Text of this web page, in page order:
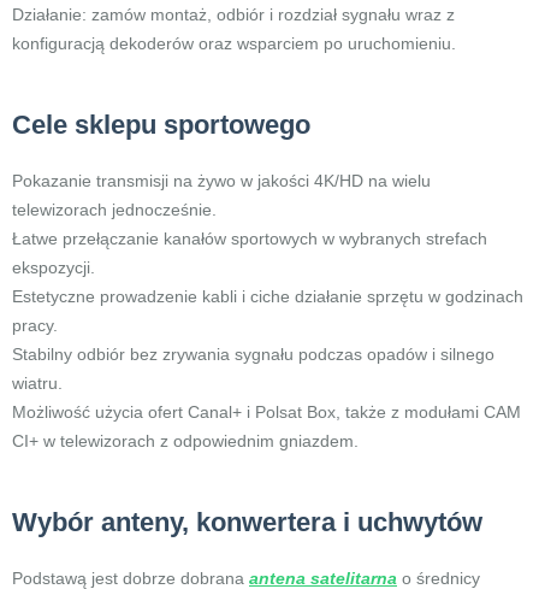
Działanie: zamów montaż, odbiór i rozdział sygnału wraz z
konfiguracją dekoderów oraz wsparciem po uruchomieniu.
Cele sklepu sportowego
Pokazanie transmisji na żywo w jakości 4K/HD na wielu
telewizorach jednocześnie.
Łatwe przełączanie kanałów sportowych w wybranych strefach
ekspozycji.
Estetyczne prowadzenie kabli i ciche działanie sprzętu w godzinach
pracy.
Stabilny odbiór bez zrywania sygnału podczas opadów i silnego
wiatru.
Możliwość użycia ofert Canal+ i Polsat Box, także z modułami CAM
CI+ w telewizorach z odpowiednim gniazdem.
Wybór anteny, konwertera i uchwytów
Podstawą jest dobrze dobrana antena satelitarna o średnicy